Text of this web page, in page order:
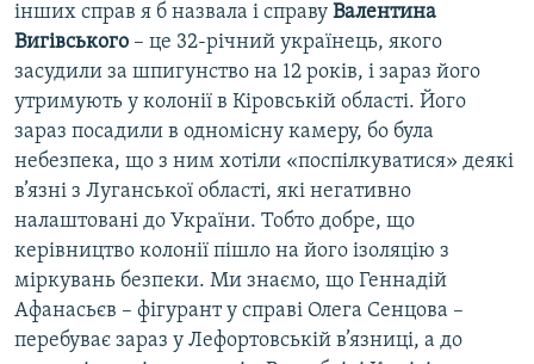
інших справ я б назвала і справу Валентина
Вигівського – це 32-річний українець, якого
засудили за шпигунство на 12 років, і зараз його
утримують у колонії в Кіровській області. Його
зараз посадили в одномісну камеру, бо була
небезпека, що з ним хотіли «поспілкуватися» деякі
в’язні з Луганської області, які негативно
налаштовані до України. Тобто добре, що
керівництво колонії пішло на його ізоляцію з
міркувань безпеки. Ми знаємо, що Геннадій
Афанасьєв – фігурант у справі Олега Сенцова –
перебуває зараз у Лефортовській в’язниці, а до